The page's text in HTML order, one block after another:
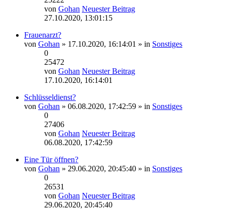
von Gohan Neuester Beitrag
27.10.2020, 13:01:15
Frauenarzt?
von Gohan » 17.10.2020, 16:14:01 » in Sonstiges
0
25472
von Gohan Neuester Beitrag
17.10.2020, 16:14:01
Schlüsseldienst?
von Gohan » 06.08.2020, 17:42:59 » in Sonstiges
0
27406
von Gohan Neuester Beitrag
06.08.2020, 17:42:59
Eine Tür öffnen?
von Gohan » 29.06.2020, 20:45:40 » in Sonstiges
0
26531
von Gohan Neuester Beitrag
29.06.2020, 20:45:40